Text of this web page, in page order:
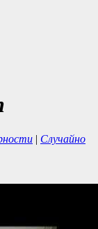
| Случайно